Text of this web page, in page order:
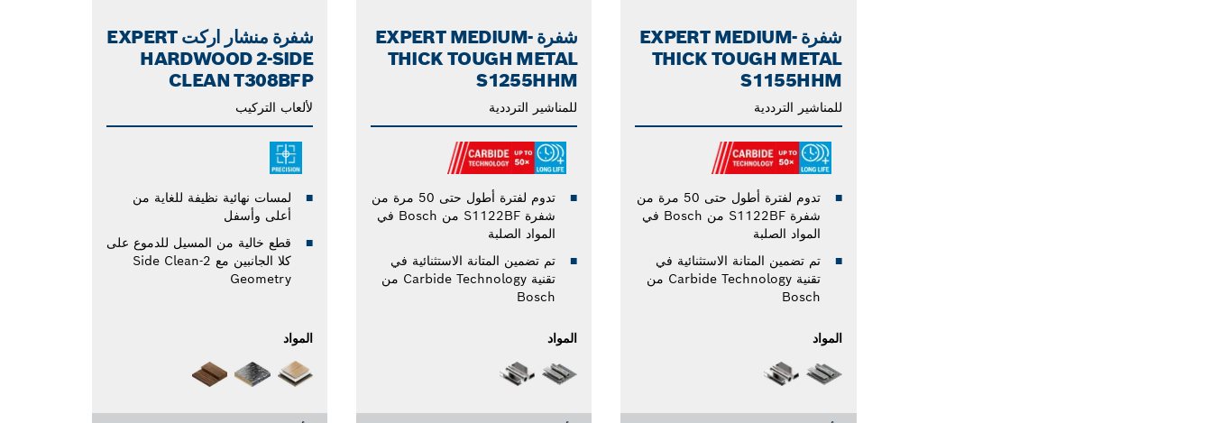
شفرة EXPERT MEDIUM-
THICK TOUGH METAL
S1155HHM
للمناشير الترددية
تدوم لفترة أطول حتى 50 مرة من
شفرة S1122BF من Bosch في
المواد الصلبة
تم تضمين المتانة الاستثنائية في
تقنية Carbide Technology من
Bosch
المواد
شفرة EXPERT MEDIUM-
THICK TOUGH METAL
S1255HHM
للمناشير الترددية
تدوم لفترة أطول حتى 50 مرة من
شفرة S1122BF من Bosch في
المواد الصلبة
تم تضمين المتانة الاستثنائية في
تقنية Carbide Technology من
Bosch
المواد
شفرة منشار اركت EXPERT
HARDWOOD 2-SIDE
CLEAN T308BFP
لألعاب التركيب
لمسات نهائية نظيفة للغاية من
أعلى وأسفل
قطع خالية من المسيل للدموع على
كلا الجانبين مع 2-Side Clean
Geometry
المواد